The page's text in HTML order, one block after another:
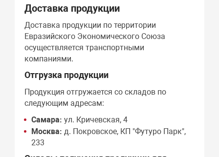
Доставка продукции
Доставка продукции по территории
Евразийского Экономического Союза
осуществляется транспортными
компаниями.
Отгрузка продукции
Продукция отгружается со складов по
следующим адресам:
Самара: ул. Кричевская, 4
Москва: д. Покровское, КП "Футуро Парк",
233